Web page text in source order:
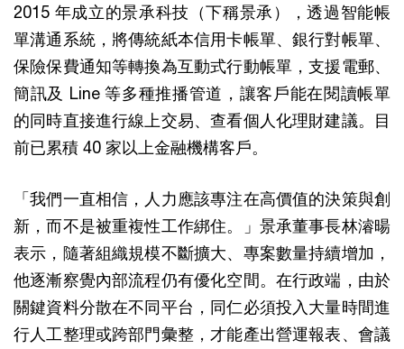
2015 年成立的景承科技（下稱景承），透過智能帳
單溝通系統，將傳統紙本信用卡帳單、銀行對帳單、
保險保費通知等轉換為互動式行動帳單，支援電郵、
簡訊及 Line 等多種推播管道，讓客戶能在閱讀帳單
的同時直接進行線上交易、查看個人化理財建議。目
前已累積 40 家以上金融機構客戶。
「我們一直相信，人力應該專注在高價值的決策與創
新，而不是被重複性工作綁住。」景承董事長林濬暘
表示，隨著組織規模不斷擴大、專案數量持續增加，
他逐漸察覺內部流程仍有優化空間。在行政端，由於
關鍵資料分散在不同平台，同仁必須投入大量時間進
行人工整理或跨部門彙整，才能產出營運報表、會議